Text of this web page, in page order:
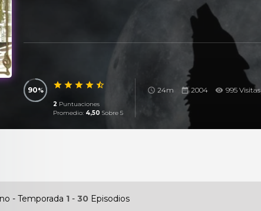
90
2 Puntuaciones
Promedio: 4,50 Sobre 5
24m 2004 995 Visitas
- Temporada 1 - 30 Episodios